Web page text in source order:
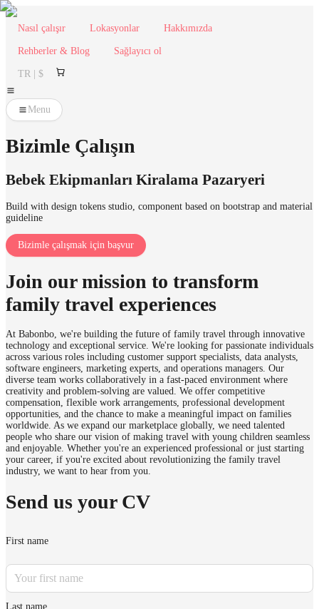
Nasıl çalışır Lokasyonlar Hakkımızda
Rehberler & Blog Sağlayıcı ol
TR | $
Menu
Bizimle Çalışın
Bebek Ekipmanları Kiralama Pazaryeri
Build with design tokens studio, component based on bootstrap and material
guideline
Bizimle çalışmak için başvur
Join our mission to transform
family travel experiences
At Babonbo, we're building the future of family travel through innovative
technology and exceptional service. We're looking for passionate individuals
across various roles including customer support specialists, data analysts,
software engineers, marketing experts, and operations managers. Our
diverse team works collaboratively in a fast-paced environment where
creativity and problem-solving are valued. We offer competitive
compensation, flexible work arrangements, professional development
opportunities, and the chance to make a meaningful impact on families
worldwide. As we expand our marketplace globally, we need talented
people who share our vision of making travel with young children seamless
and enjoyable. Whether you're an experienced professional or just starting
your career, if you're excited about revolutionizing the family travel
industry, we want to hear from you.
Send us your CV
First name
Last name